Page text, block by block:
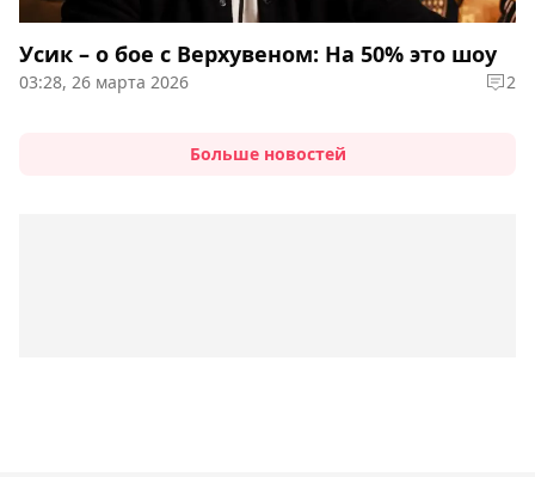
Усик – о бое с Верхувеном: На 50% это шоу
03:28, 26 марта 2026 2
Больше новостей